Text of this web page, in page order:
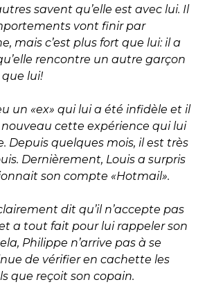
savent qu’elle est avec lui. Il
vont finir par
mais c’est plus fort que lui: il a
rencontre un autre garçon
lui!
un «ex» qui lui a été infidèle et il
cette expérience qui lui
Depuis quelques mois, il est très
Dernièrement, Louis a surpris
son compte «Hotmail».
dit qu’il n’accepte pas
a tout fait pour lui rappeler son
Philippe n’arrive pas à se
de vérifier en cachette les
que reçoit son copain.